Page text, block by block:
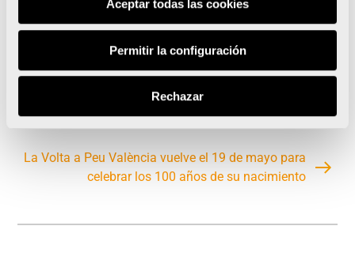
Aceptar todas las cookies
Permitir la configuración
Rechazar
– Libre masculino
Estas son las mejores escenas y ninots de running
de las Fallas 2024
La Volta a Peu València vuelve el 19 de mayo para
celebrar los 100 años de su nacimiento